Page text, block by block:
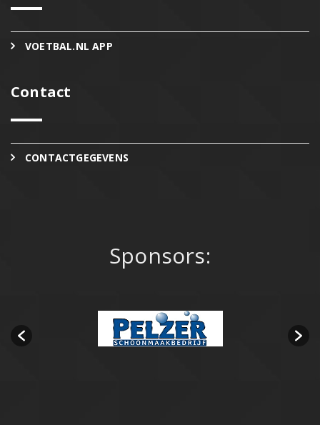
VOETBAL.NL APP
Contact
CONTACTGEGEVENS
Sponsors: